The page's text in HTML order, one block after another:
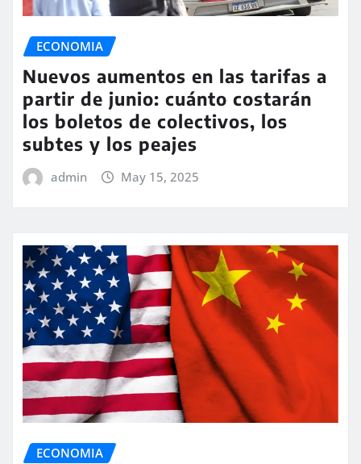
ECONOMIA
Nuevos aumentos en las tarifas a
partir de junio: cuánto costarán
los boletos de colectivos, los
subtes y los peajes
admin May 15, 2025
ECONOMIA